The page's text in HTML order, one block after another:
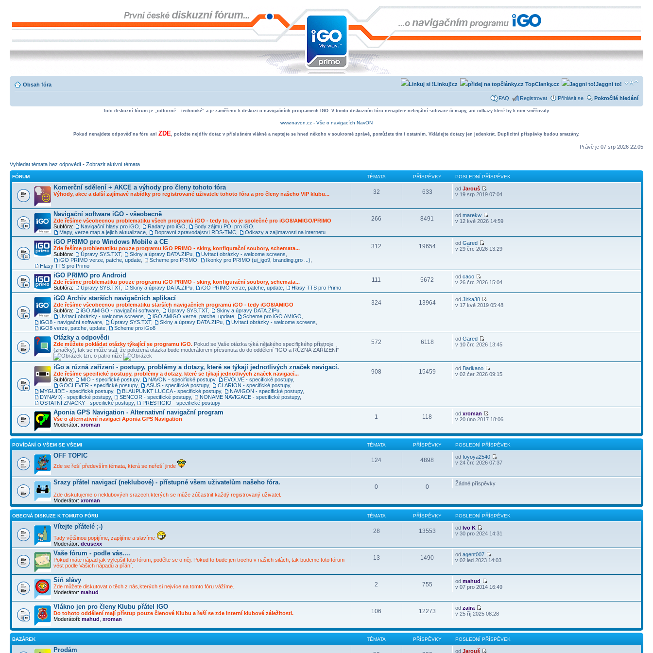
Obsah fóra Jaggni to!
TopClanky.cz
Linkuj!cz
FAQ Registrovat Přihlásit se Pokročilé hledání
Toto diskuzní fórum je „odborně – technické“ a je zaměřeno k diskuzi o navigačních programech IGO. V tomto diskuzním fóru nenajdete nelegální software či mapy, ani odkazy které by k nim směřovaly.
www.navon.cz - Vše o navigacích NavON
Pokud nenajdete odpověď na fóru ani ZDE, položte nejdřív dotaz v příslušném vlákně a neptejte se hned někoho v soukromé zprávě, pomůžete tím i ostatním. Vkládejte dotazy jen jedenkrát. Duplicitní příspěvky budou smazány.
Právě je 07 srp 2026 22:05
Vyhledat témata bez odpovědí • Zobrazit aktivní témata
FÓRUM TÉMATA PŘÍSPĚVKY POSLEDNÍ PŘÍSPĚVEK
Komerční sdělení + AKCE a výhody pro členy tohoto fóra
Výhody, akce a další zajímavé nabídky pro registrované uživatele tohoto fóra a pro členy našeho VIP klubu... 32 633 odJarouš
v 19 srp 2019 07:04
Navigační software iGO - všeobecně
Zde řešíme všeobecnou problematiku všech programů iGO - tedy to, co je společné pro iGO8/AMIGO/PRIMO
Subfóra:
Navigační hlasy pro iGO Radary pro iGO Body zájmu POI pro iGO
Mapy, verze map a jejich aktualizace
Dopravní zpravodajství RDS-TMC Odkazy a zajímavosti na internetu
266 8491 odmarekw
v 12 kvě 2026 14:59
iGO PRIMO pro Windows Mobile a CE
Zde řešíme problematiku pouze programu iGO PRIMO - skiny, konfigurační soubory, schemata...
Subfóra:
Úpravy SYS.TXT, Skiny a úpravy DATA.ZIPu Uvítací obrázky - welcome screens
iGO PRIMO verze, patche, update
Scheme pro PRIMO Ikonky pro PRIMO (ui_igo9, branding.gro ...)
Hlasy TTS pro Primo
312 19654 odGared
v 29 črc 2026 13:29
iGO PRIMO pro Android
Zde řešíme problematiku pouze programu iGO PRIMO - skiny, konfigurační soubory, schemata...
Subfóra:
Úpravy SYS.TXT, Skiny a úpravy DATA.ZIPu iGO PRIMO verze, patche, update Hlasy TTS pro Primo
111 5672 odcaco
v 26 črc 2026 15:04
iGO Archiv starších navigačních aplikací
Zde řešíme všeobecnou problematiku starších navigačních programů iGO - tedy iGO8/AMIGO
Subfóra:
iGO AMIGO - navigační software Úpravy SYS.TXT, Skiny a úpravy DATA.ZIPu
Uvítací obrázky - welcome screens
iGO AMIGO verze, patche, update Scheme pro iGO AMIGO
iGO8 - navigační software
Úpravy SYS.TXT, Skiny a úpravy DATA.ZIPu Uvítací obrázky - welcome screens
iGO8 verze, patche, update
Scheme pro iGo8
324 13964 odJirka38
v 17 kvě 2019 05:48
Otázky a odpovědi
Zde můžete pokládat otázky týkající se programu iGO. Pokud se Vaše otázka týká nějakého specifického přístroje
(značky), tak se může stát, že položená otázka bude moderátorem přesunuta do do oddělení "IGO a RŮZNÁ ZAŘÍZENÍ"
tzn. o patro níže
572 6118 odGared
v 10 črc 2026 13:45
iGo a různá zařízení - postupy, problémy a dotazy, které se týkají jednotlivých značek navigací.
Zde řešíme specifické postupy, problémy a dotazy, které se týkají jednotlivých značek navigací...
Subfóra:
MIO - specifické postupy, NAVON - specifické postupy, EVOLVE - specifické postupy,
GOCLEVER - specifické postupy, ASUS - specifické postupy, CLARION - specifické postupy,
MYGUIDE - specifické postupy, BLAUPUNKT LUCCA - specifické postupy, NAVIGON - specifické postupy,
DYNAVIX - specifické postupy, SENCOR - specifické postupy, NONAME NAVIGACE - specifické postupy,
OSTATNÍ ZNAČKY - specifické postupy, PRESTIGIO - specifické postupy
908 15459 od Barikano
v 02 čer 2026 09:15
Aponia GPS Navigation - Alternativní navigační program
Vše o alternativní navigaci Aponia GPS Navigation
Moderátor: xroman
1 118 odxroman
v 20 úno 2017 18:06
POVÍDÁNÍ O VŠEM SE VŠEMI TÉMATA PŘÍSPĚVKY POSLEDNÍ PŘÍSPĚVEK
OFF TOPIC
Zde se řeší především témata, která se neřeší jinde
124 4898 odfoyoya2540
v 24 črc 2026 07:37
Srazy přátel navigací (neklubové) - přístupné všem uživatelům našeho fóra.
Zde diskutujeme o neklubových srazech,kterých se může zúčastnit každý registrovaný uživatel.
Moderátor: xroman
0 0 Žádné příspěvky
OBECNÁ DISKUZE K TOMUTO FÓRU TÉMATA PŘÍSPĚVKY POSLEDNÍ PŘÍSPĚVEK
Vítejte přátelé ;-)
Tady většinou popíjíme, zapíjíme a slavíme
Moderátor: deusexx
28 13553 odIvo K
v 30 pro 2024 14:31
Vaše fórum - podle vás....
Pokud máte nápad jak vylepšit toto fórum, podělte se o něj. Pokud to bude jen trochu v našich silách, tak budeme toto fórum
vést podle Vašich nápadů a přání.
13 1490 odagent007
v 02 led 2023 14:03
Síň slávy
Zde můžete diskutovat o těch z nás,kterých si nejvíce na tomto fóru vážíme.
Moderátor: mahud
2 755 odmahud
v 07 pro 2014 16:49
Vlákno jen pro členy Klubu přátel IGO
Do tohoto oddělení mají přístup pouze členové Klubu a řeší se zde interní klubové záležitosti.
Moderátoři: mahud xroman
106 12273 odzaira
v 25 říj 2025 08:28
BAZÁREK TÉMATA PŘÍSPĚVKY POSLEDNÍ PŘÍSPĚVEK
Prodám odJarouš